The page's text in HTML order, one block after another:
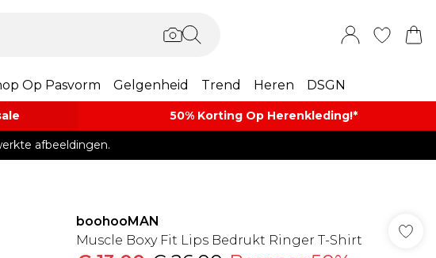
Op Pasvorm Gelgenheid Trend Heren DSGN
50% Korting Op Herenkleding​!*​
afbeeldingen.
boohooMAN
Muscle Boxy Fit Lips Bedrukt Ringer T-Shirt